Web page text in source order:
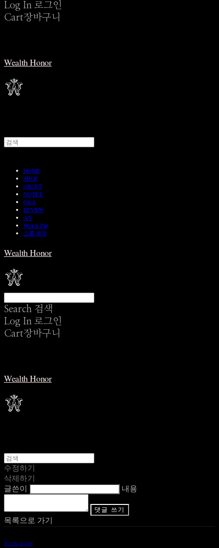
Log In 로그인
Cart장바구니
Wealth Honor
HOME
SHOP
ABOUT
NOTICE
Q&A
REVIEW
A/S
Wear & Pair
쇼룸 예약
Wealth Honor
Search 검색
Log In 로그인
Cart장바구니
Wealth Honor
수정하기
삭제하기
글쓴이
내용
댓글 쓰기
목록으로 가기
Terms of Use